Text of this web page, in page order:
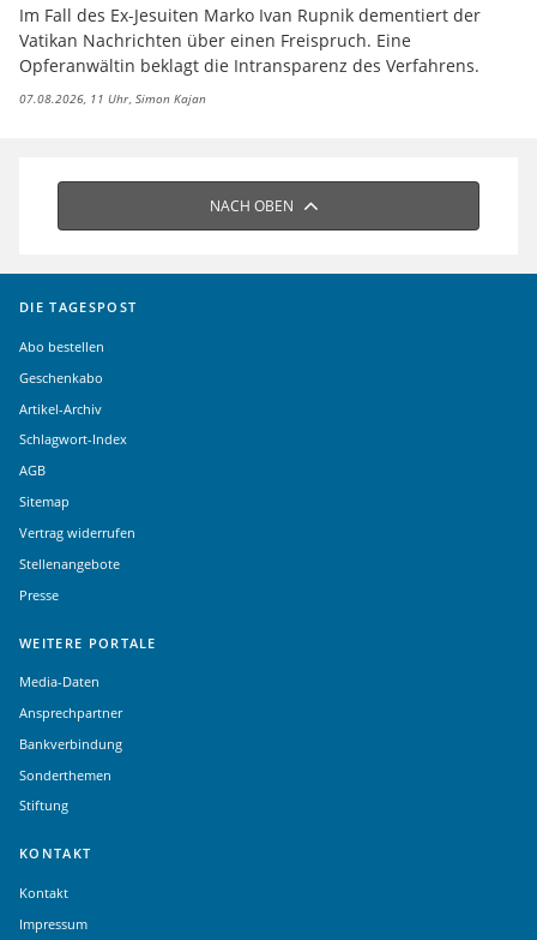
Im Fall des Ex-Jesuiten Marko Ivan Rupnik dementiert der
Vatikan Nachrichten über einen Freispruch. Eine
Opferanwältin beklagt die Intransparenz des Verfahrens.
07.08.2026, 11 Uhr Simon Kajan
NACH OBEN
DIE TAGESPOST
Abo bestellen
Geschenkabo
Artikel-Archiv
Schlagwort-Index
AGB
Sitemap
Vertrag widerrufen
Stellenangebote
Presse
WEITERE PORTALE
Media-Daten
Ansprechpartner
Bankverbindung
Sonderthemen
Stiftung
KONTAKT
Kontakt
Impressum